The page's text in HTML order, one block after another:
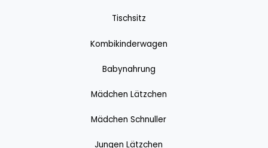
Tischsitz
Kombikinderwagen
Babynahrung
Mädchen Lätzchen
Mädchen Schnuller
Jungen Lätzchen